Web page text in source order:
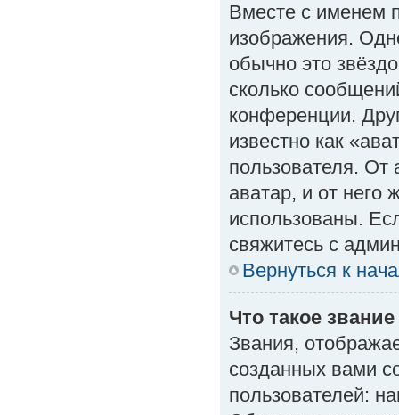
Вместе с именем
изображения.
обычно это
сколько
конференции.
известно как
пользователя. От
аватар, и от него
использованы.
свяжитесь с
Вернуться к
Что такое
Звания,
созданных вами
пользователей: